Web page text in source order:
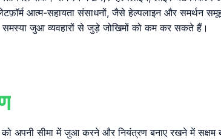
आत्म-सहायता संसाधनों, जैसे हेल्पलाइन और समर्थन
जुआ व्यवहारों से जुड़े जोखिमों को कम कर सकते हैं।
को अपनी सीमा में जुआ करने और नियंत्रण बनाए रखने में